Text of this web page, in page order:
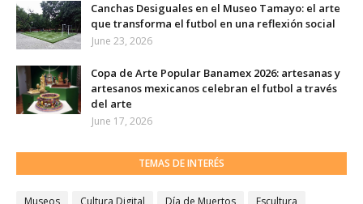
Canchas Desiguales en el Museo Tamayo: el arte
que transforma el futbol en una reflexión social
June 23, 2026
Copa de Arte Popular Banamex 2026: artesanas y
artesanos mexicanos celebran el futbol a través
del arte
June 17, 2026
TEMAS DE INTERÉS